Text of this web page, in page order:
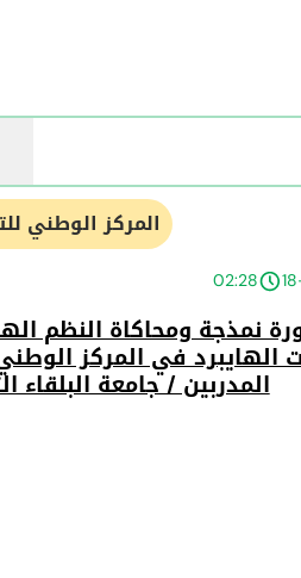
المركز الوطني
02:28
نمذجة ومحاكاة النظم
الهايبرد في المركز
المدربين / جامعة البلقاء